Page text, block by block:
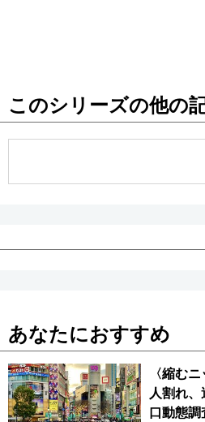
お知らせ
このシリーズの他の
あなたにおすすめ
〈縮む
人割れ
口動態